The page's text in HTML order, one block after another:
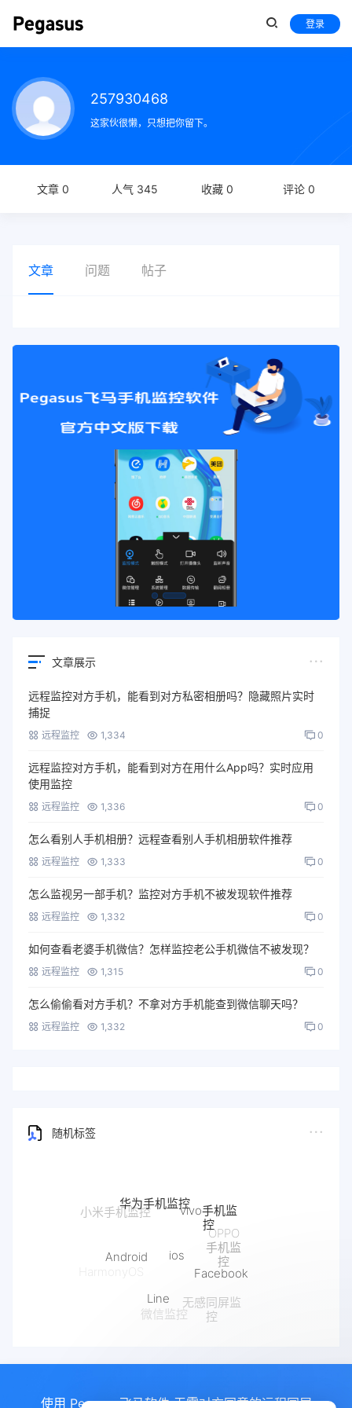
登录
257930468
这家伙很懒，只想把你留下。
文章 0 人气 345 收藏 0 评论 0
文章 问题 帖子
文章展示
远程监控对方手机，能看到对方私密相册吗？隐藏照片实时
捕捉
远程监控 1,334 0
远程监控对方手机，能看到对方在用什么App吗？实时应用
使用监控
远程监控 1,336 0
怎么看别人手机相册？远程查看别人手机相册软件推荐
远程监控 1,333 0
怎么监视另一部手机？监控对方手机不被发现软件推荐
远程监控 1,332 0
如何查看老婆手机微信？怎样监控老公手机微信不被发现？
远程监控 1,315 0
怎么偷偷看对方手机？不拿对方手机能查到微信聊天吗？
远程监控 1,332 0
随机标签
小米手机监控
华为手机监控
vivo手机监
控
OPPO
手机监
控
HarmonyOS
Android
ios
Facebook
无感同屏监
控
微信监控
Line
使用 Pegasus飞马软件 无需对方同意的远程同屏